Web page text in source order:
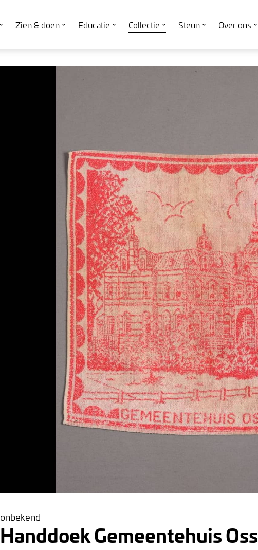
Zien & doen Educatie Collectie Steun Over ons
onbekend
Handdoek Gemeentehuis Oss